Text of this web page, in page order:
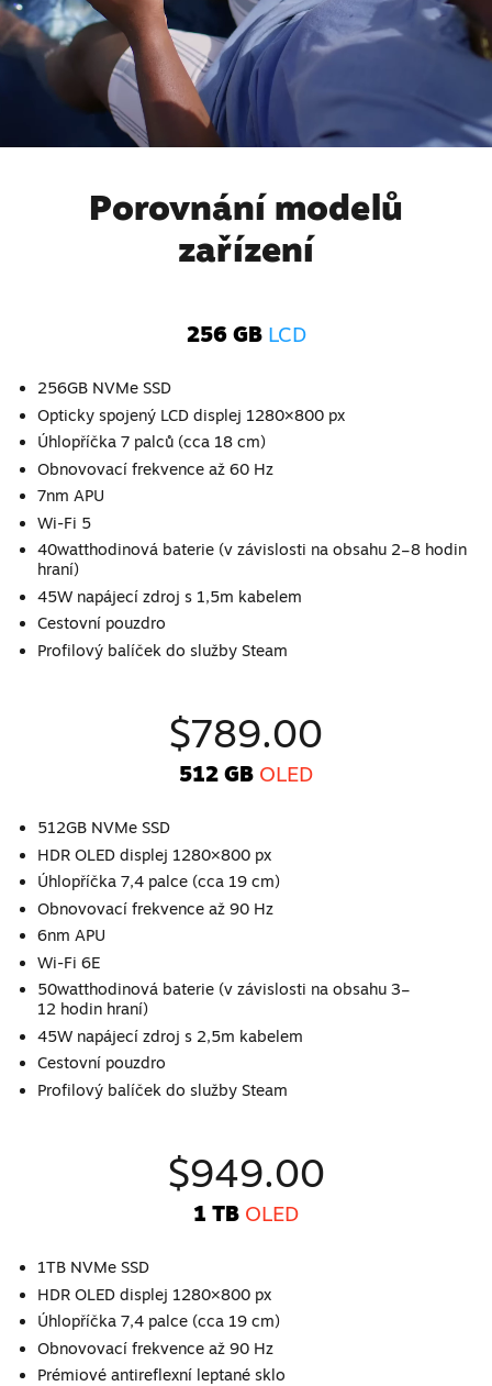
Porovnání modelů
zařízení
256 GB LCD
256GB NVMe SSD
Opticky spojený LCD displej 1280×800 px
Úhlopříčka 7 palců (cca 18 cm)
Obnovovací frekvence až 60 Hz
7nm APU
Wi-Fi 5
40watthodinová baterie (v závislosti na obsahu 2–8 hodin
hraní)
45W napájecí zdroj s 1,5m kabelem
Cestovní pouzdro
Profilový balíček do služby Steam
$789.00
512 GB OLED
512GB NVMe SSD
HDR OLED displej 1280×800 px
Úhlopříčka 7,4 palce (cca 19 cm)
Obnovovací frekvence až 90 Hz
6nm APU
Wi-Fi 6E
50watthodinová baterie (v závislosti na obsahu 3–
12 hodin hraní)
45W napájecí zdroj s 2,5m kabelem
Cestovní pouzdro
Profilový balíček do služby Steam
$949.00
1 TB OLED
1TB NVMe SSD
HDR OLED displej 1280×800 px
Úhlopříčka 7,4 palce (cca 19 cm)
Obnovovací frekvence až 90 Hz
Prémiové antireflexní leptané sklo